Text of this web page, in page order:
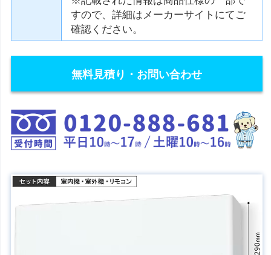
すので、詳細はメーカーサイトにてご
確認ください。
無料見積り・お問い合わせ